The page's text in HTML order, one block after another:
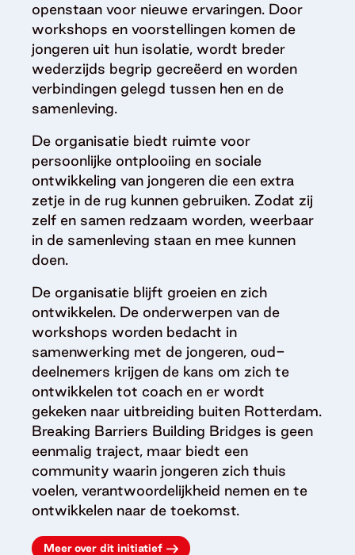
openstaan voor nieuwe ervaringen. Door
workshops en voorstellingen komen de
jongeren uit hun isolatie, wordt breder
wederzijds begrip gecreëerd en worden
verbindingen gelegd tussen hen en de
samenleving.
De organisatie biedt ruimte voor
persoonlijke ontplooiing en sociale
ontwikkeling van jongeren die een extra
zetje in de rug kunnen gebruiken. Zodat zij
zelf en samen redzaam worden, weerbaar
in de samenleving staan en mee kunnen
doen.
De organisatie blijft groeien en zich
ontwikkelen. De onderwerpen van de
workshops worden bedacht in
samenwerking met de jongeren, oud-
deelnemers krijgen de kans om zich te
ontwikkelen tot coach en er wordt
gekeken naar uitbreiding buiten Rotterdam.
Breaking Barriers Building Bridges is geen
eenmalig traject, maar biedt een
community waarin jongeren zich thuis
voelen, verantwoordelijkheid nemen en te
ontwikkelen naar de toekomst.
Meer over dit initiatief